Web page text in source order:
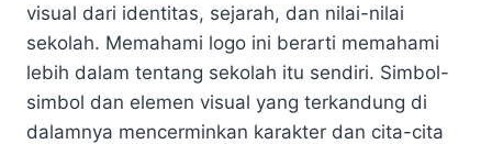
visual dari identitas, sejarah, dan nilai-nilai
sekolah. Memahami logo ini berarti memahami
lebih dalam tentang sekolah itu sendiri. Simbol-
simbol dan elemen visual yang terkandung di
dalamnya mencerminkan karakter dan cita-cita